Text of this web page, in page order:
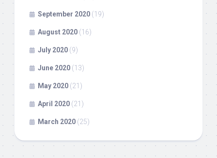
September 2020 (19)
August 2020 (16)
July 2020 (9)
June 2020 (13)
May 2020 (21)
April 2020 (21)
March 2020 (25)